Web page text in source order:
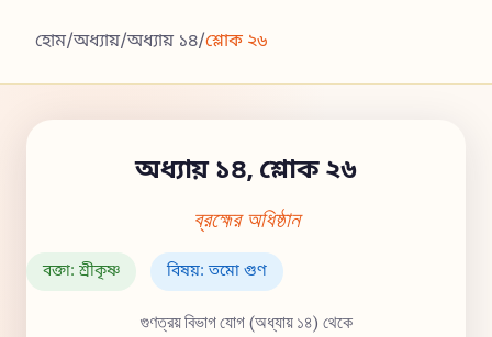
হোম/অধ্যায়/অধ্যায় ১৪/শ্লোক ২৬
অধ্যায় ১৪, শ্লোক ২৬
ব্রহ্মের অধিষ্ঠান
বক্তা: শ্রীকৃষ্ণ বিষয়: তমো গুণ
গুণত্রয় বিভাগ যোগ (অধ্যায় ১৪) থেকে